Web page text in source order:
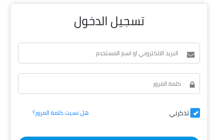
تسجيل الدخول
هل نسيت كلمة المرور؟ تذكرني